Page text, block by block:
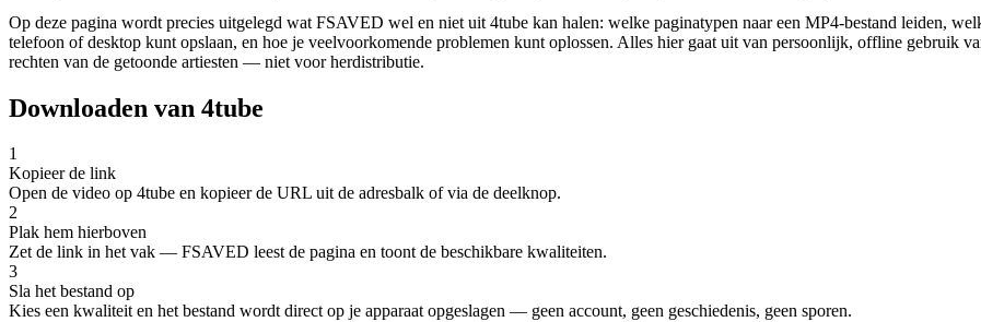
Op deze pagina wordt precies uitgelegd wat FSAVED wel en niet uit 4tube kan halen: welke paginatypen naar een MP4-bestand leiden,
telefoon of desktop kunt opslaan, en hoe je veelvoorkomende problemen kunt oplossen. Alles hier gaat uit van persoonlijk, offline gebruik
rechten van de getoonde artiesten — niet voor herdistributie.
Downloaden van 4tube
1
Kopieer de link
Open de video op 4tube en kopieer de URL uit de adresbalk of via de deelknop.
2
Plak hem hierboven
Zet de link in het vak — FSAVED leest de pagina en toont de beschikbare kwaliteiten.
3
Sla het bestand op
Kies een kwaliteit en het bestand wordt direct op je apparaat opgeslagen — geen account, geen geschiedenis, geen sporen.